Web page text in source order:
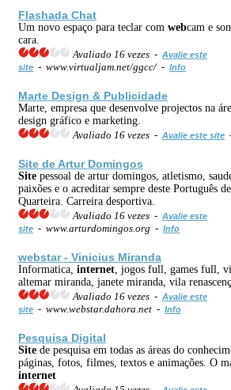
Flashada Chat
Um novo espaço para teclar com webcam e
cara.
Avaliado 16 vezes - Avalie este
site - www.virtualjam.net/ggcc/ - Info
Marte Design & Publicidade
Marte, empresa que desenvolve projectos na
design gráfico e marketing.
Avaliado 16 vezes - Avalie este site
Site de Artur Domingos
Site pessoal de artur domingos, atletismo,
paixões e o acreditar sempre deste Português
Quarteira. Carreira desportiva.
Avaliado 16 vezes - Avalie este
site - www.arturdomingos.org - Info
webstar - Vinicius Miranda
Informatica, internet , jogos full, games full,
altemar miranda, janete miranda, vila
Avaliado 16 vezes - Avalie este
site - www.webstar.dahora.net - Info
Pesquisa Digital
Site de pesquisa em todas as áreas do
páginas, fotos, filmes, textos e animações. O
internet